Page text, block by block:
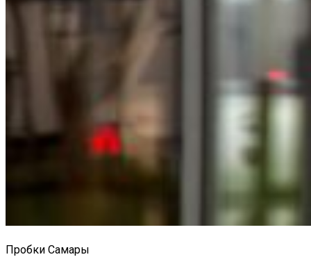
Пробки Самары